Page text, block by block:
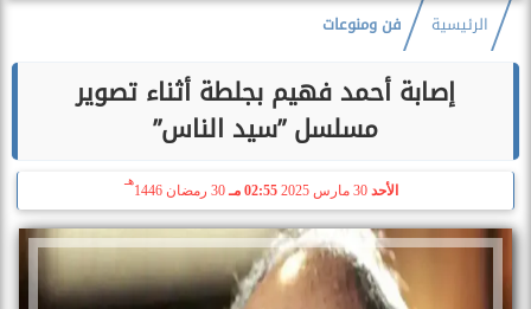
الرئيسية فن ومنوعات
إصابة أحمد فهيم بجلطة أثناء تصوير
مسلسل ”سيد الناس”
الأحد 30 مارس 2025 02:55 مـ 30 رمضان 1446
هـ